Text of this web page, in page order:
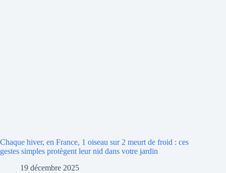
Chaque hiver, en France, 1 oiseau sur 2 meurt de froid : ces
gestes simples protègent leur nid dans votre jardin
19 décembre 2025